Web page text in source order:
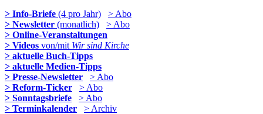
> Info-Briefe (4 pro Jahr)
> Abo
> Newsletter (monatlich)
> Abo
> Online-Veranstaltungen
> Videos von/mit Wir sind Kirche
> aktuelle Buch-Tipps
> aktuelle Medien-Tipps
> Presse-Newsletter
> Abo
> Reform-Ticker
> Abo
> Sonntagsbriefe
> Abo
> Terminkalender
> Archiv